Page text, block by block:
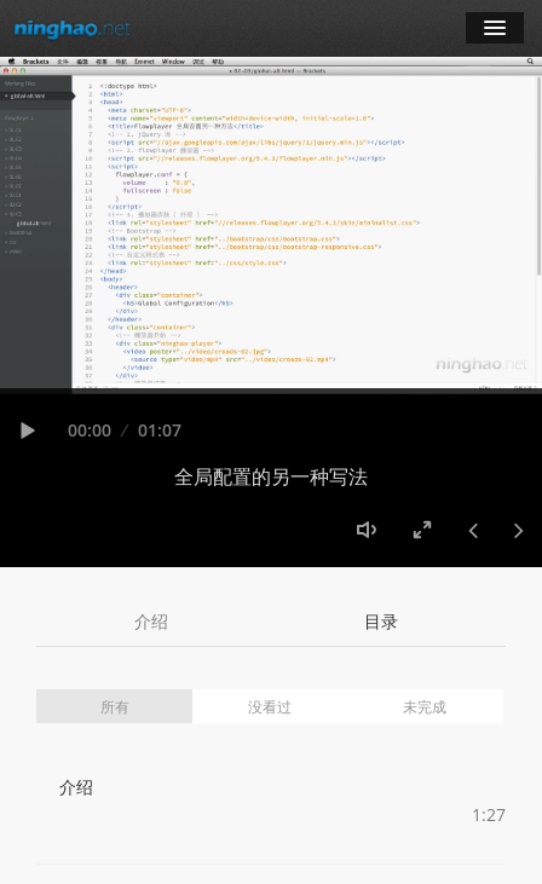
学习
登录
订阅课程
Current
00:00 Duration
01:07
全局配置的另一种写法
Volume
介绍 目录
所有 没看过 未完成
介绍
1:27